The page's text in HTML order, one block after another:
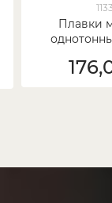
Плавки